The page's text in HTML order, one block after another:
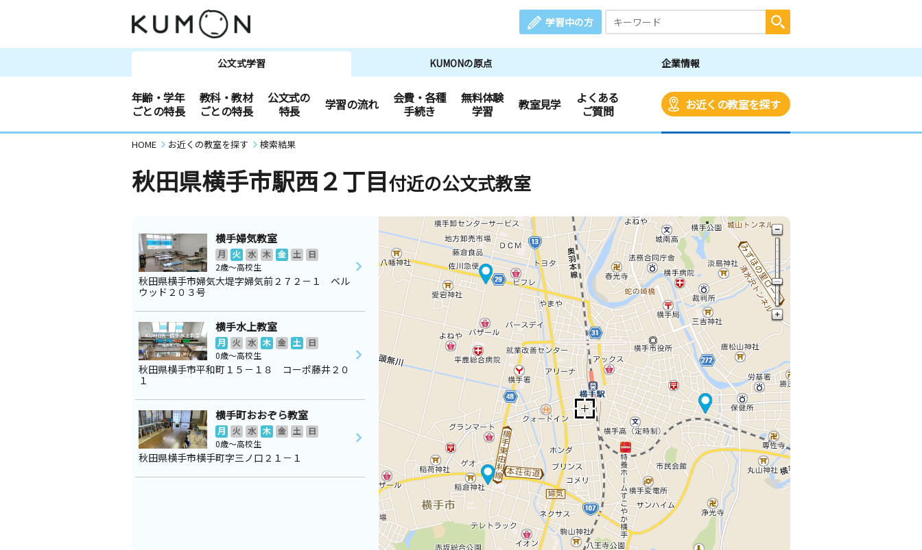
学習中の方
公文式学習 KUMONの原点 企業情報
年齢・学年
ごとの特長
教科・教材
ごとの特長
公文式の
特長
学習の流れ
会費・各種
手続き
無料体験
学習
教室見学
よくある
ご質問
お近くの教室を探す
HOME お近くの教室を探す 検索結果
秋田県横手市駅西２丁目付近の公文式教室
横手婦気教室
月 火 水 木 金 土
日
2歳～高校生
秋田県横手市婦気大堤字婦気前２７２－１ ベル
ウッド２０３号
横手水上教室
月 火 水 木 金 土
日
0歳～高校生
秋田県横手市平和町１５－１８ コーポ藤井２０
１
横手町おおぞら教室
月 火 水 木 金 土
日
0歳～高校生
秋田県横手市横手町字三ノ口２１－１